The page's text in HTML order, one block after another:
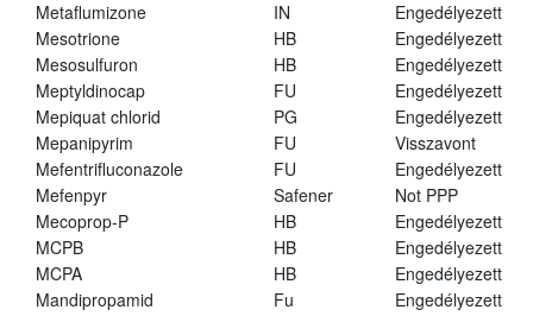
Metaflumizone
IN
Engedélyezett
Mesotrione
HB
Engedélyezett
Mesosulfuron
HB
Engedélyezett
Meptyldinocap
FU
Engedélyezett
Mepiquat chlorid
PG
Engedélyezett
Mepanipyrim
FU
Visszavont
Mefentrifluconazole
FU
Engedélyezett
Mefenpyr
Safener
Not PPP
Mecoprop-P
HB
Engedélyezett
MCPB
HB
Engedélyezett
MCPA
HB
Engedélyezett
Mandipropamid
Fu
Engedélyezett